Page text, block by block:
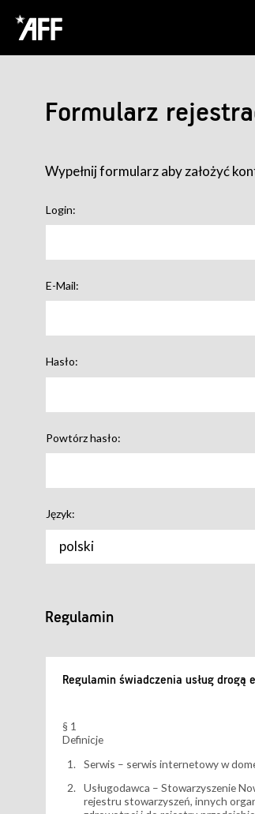
Formularz
Wypełnij formularz aby założyć
Login:
E-Mail:
Hasło:
Powtórz hasło:
Język:
polski
Regulamin
Regulamin świadczenia usług
§ 1
Definicje
Serwis – serwis internetowy w
Usługodawca – Stowarzyszenie
rejestru stowarzyszeń, innych